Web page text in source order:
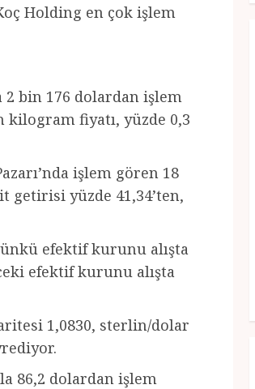
Holding en çok işlem
2 bin 176 dolardan işlem
kilogram fiyatı, yüzde 0,3
işlem gören 18
yüzde 41,34’ten,
efektif kurunu alışta
efektif kurunu alışta
1,0830, sterlin/dolar
86,2 dolardan işlem